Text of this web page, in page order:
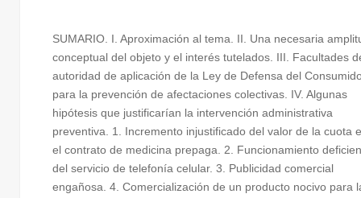
SUMARIO. I. Aproximación al tema. II. Una necesaria
conceptual del objeto y el interés tutelados. III. Facultades
autoridad de aplicación de la Ley de Defensa del
para la prevención de afectaciones colectivas. IV. Algunas
hipótesis que justificarían la intervención administrativa
preventiva. 1. Incremento injustificado del valor de la cuota
el contrato de medicina prepaga. 2. Funcionamiento
del servicio de telefonía celular. 3. Publicidad comercial
engañosa. 4. Comercialización de un producto nocivo para